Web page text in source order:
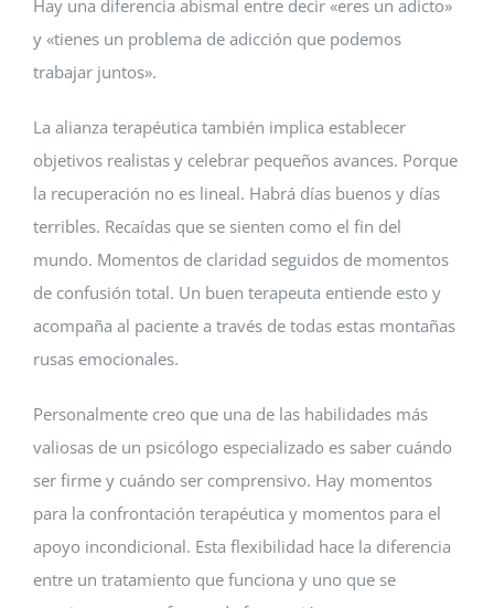
Hay una diferencia abismal entre decir «eres un adicto»
y «tienes un problema de adicción que podemos
trabajar juntos».
La alianza terapéutica también implica establecer
objetivos realistas y celebrar pequeños avances. Porque
la recuperación no es lineal. Habrá días buenos y días
terribles. Recaídas que se sienten como el fin del
mundo. Momentos de claridad seguidos de momentos
de confusión total. Un buen terapeuta entiende esto y
acompaña al paciente a través de todas estas montañas
rusas emocionales.
Personalmente creo que una de las habilidades más
valiosas de un psicólogo especializado es saber cuándo
ser firme y cuándo ser comprensivo. Hay momentos
para la confrontación terapéutica y momentos para el
apoyo incondicional. Esta flexibilidad hace la diferencia
entre un tratamiento que funciona y uno que se